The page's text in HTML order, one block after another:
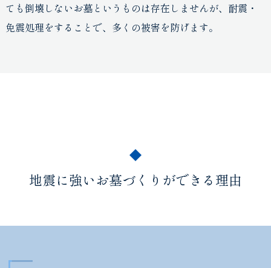
ても倒壊しないお墓というものは存在しませんが、耐震・
免震処理をすることで、多くの被害を防げます。
地震に強いお墓づくりができる理由